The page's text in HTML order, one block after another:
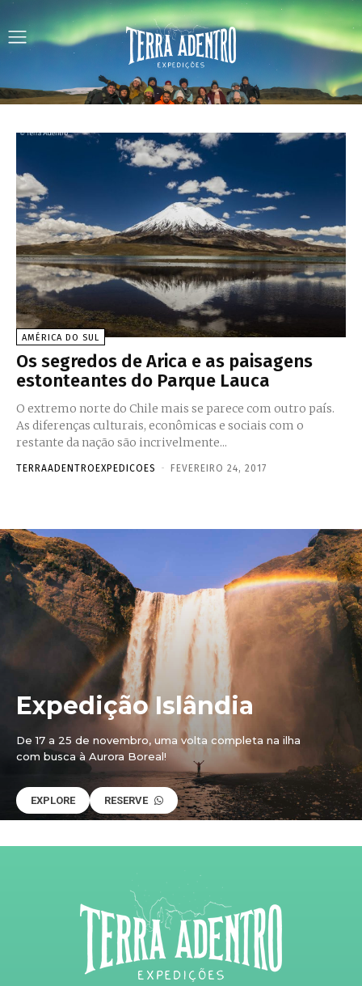
AMÉRICA DO SUL
Os segredos de Arica e as paisagens
estonteantes do Parque Lauca
O extremo norte do Chile mais se parece com outro país.
As diferenças culturais, econômicas e sociais com o
restante da nação são incrivelmente...
TERRAADENTROEXPEDICOES - FEVEREIRO 24, 2017
Expedição Islândia
De 17 a 25 de novembro, uma volta completa na ilha
com busca à Aurora Boreal!
EXPLORE RESERVE